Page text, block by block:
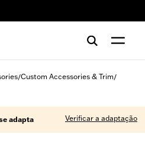
/Custom Accessories & Trim/
adapta Verificar a adaptação